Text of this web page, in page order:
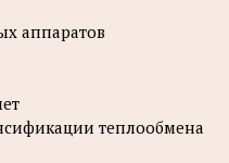
аппаратов
теплообмена